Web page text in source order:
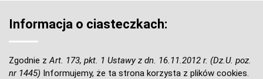
Informacja o ciasteczkach:
Zgodnie zArt. 173, pkt. 1 Ustawy z dn. 16.11.2012 r. (Dz.U. poz.
nr 1445) Informujemy, że ta strona korzysta z plików cookies.